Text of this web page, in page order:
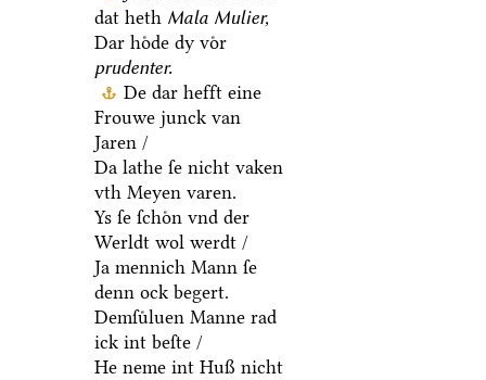
dat heth Mala Mulier,
Dar hoͤde dy voͤr
prudenter.
De dar hefft eine
Frouwe junck van
Jaren /
Da lathe ſe nicht vaken
vth Meyen varen.
Ys ſe ſchoͤn vnd der
Werldt wol werdt /
Ja mennich Mann ſe
denn ock begert.
Demſuͤluen Manne rad
ick int beſte /
He neme int Huß nicht